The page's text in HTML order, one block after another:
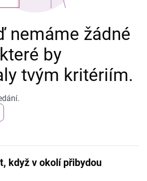
nemáme žádné
by
tvým kritériím.
když v okolí přibydou